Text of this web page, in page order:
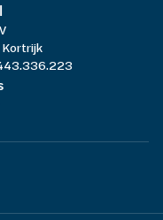
Kortrijk